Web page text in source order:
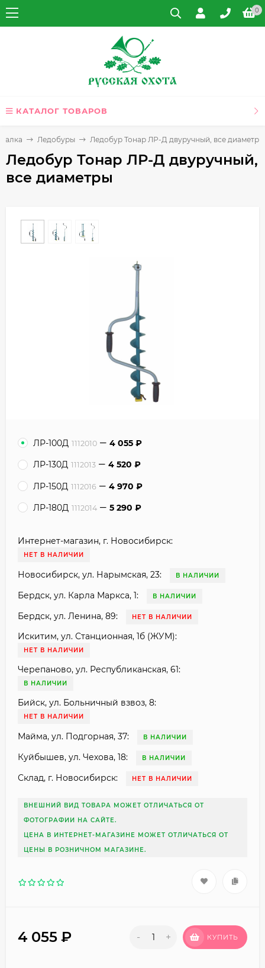
0
КАТАЛОГ ТОВАРОВ
Ледобуры Ледобур Тонар ЛР-Д двуручный, все диаметры
Ледобур Тонар ЛР-Д двуручный,
все диаметры
ЛР-100Д 1112010 4 055 ₽
ЛР-130Д 1112013 4 520 ₽
ЛР-150Д 1112016 4 970 ₽
ЛР-180Д 1112014 5 290 ₽
Интернет-магазин, г. Новосибирск:
НЕТ В НАЛИЧИИ
Новосибирск, ул. Нарымская, 23: В НАЛИЧИИ
Бердск, ул. Карла Маркса, 1: В НАЛИЧИИ
Бердск, ул. Ленина, 89: НЕТ В НАЛИЧИИ
Искитим, ул. Станционная, 1б (ЖУМ):
НЕТ В НАЛИЧИИ
Черепаново, ул. Республиканская, 61:
В НАЛИЧИИ
Бийск, ул. Больничный взвоз, 8:
НЕТ В НАЛИЧИИ
Майма, ул. Подгорная, 37: В НАЛИЧИИ
Куйбышев, ул. Чехова, 18: В НАЛИЧИИ
Склад, г. Новосибирск: НЕТ В НАЛИЧИИ
ВНЕШНИЙ ВИД ТОВАРА МОЖЕТ ОТЛИЧАТЬСЯ ОТ
ФОТОГРАФИИ НА САЙТЕ.
ЦЕНА В ИНТЕРНЕТ-МАГАЗИНЕ МОЖЕТ ОТЛИЧАТЬСЯ ОТ
ЦЕНЫ В РОЗНИЧНОМ МАГАЗИНЕ.
4 055 ₽ - + КУПИТЬ